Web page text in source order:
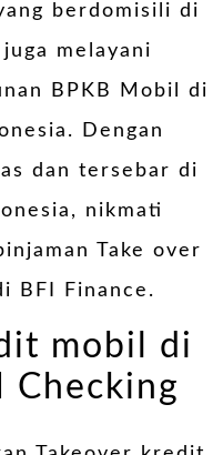
berdomisili di
melayani
BPKB Mobil di
Dengan
dan tersebar di
nikmati
Take over
BFI Finance.
mobil di
Checking